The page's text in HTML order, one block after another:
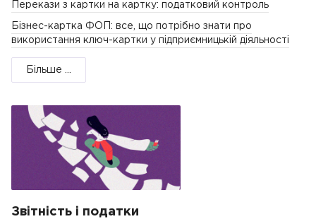
Перекази з картки на картку: податковий контроль
Бізнес-картка ФОП: все, що потрібно знати про
використання ключ-картки у підприємницькій діяльності
Більше ...
Звітність і податки